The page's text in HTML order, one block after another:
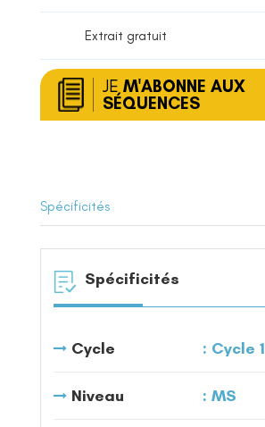
capitales
Extrait gratuit
JE M'ABONNE AUX
SÉQUENCES
Spécificités
Spécificités
Cycle Cycle 1
Niveau MS